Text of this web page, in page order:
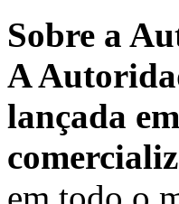
Sobre a
A
lançada